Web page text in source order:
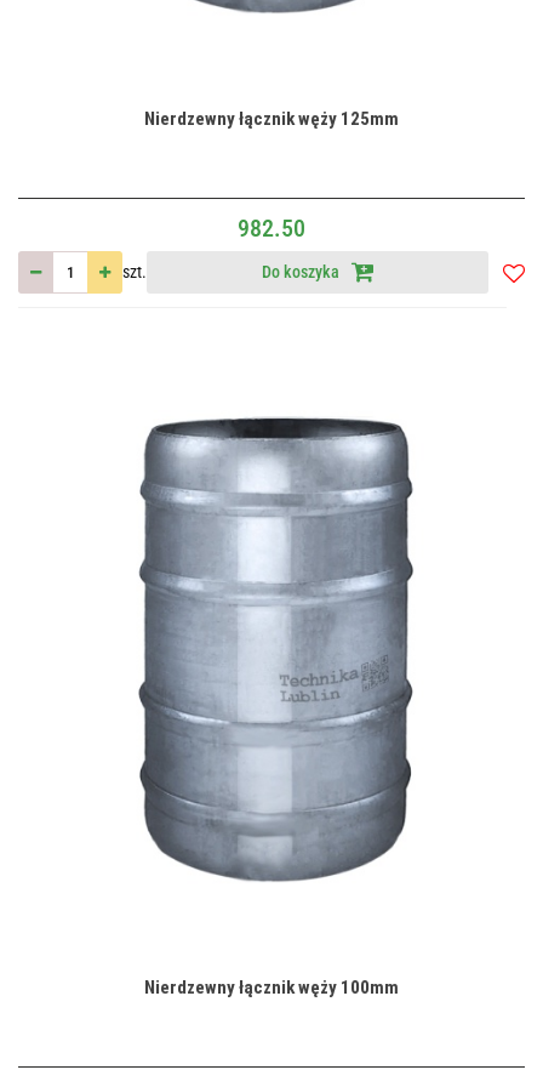
Nierdzewny łącznik węży 125mm
982.50
szt. Do koszyka
Nierdzewny łącznik węży 100mm